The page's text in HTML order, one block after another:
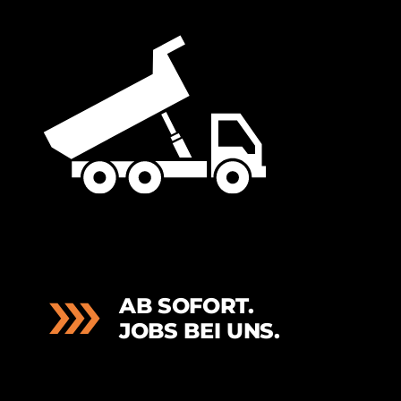
AB SOFORT.
JOBS BEI UNS.